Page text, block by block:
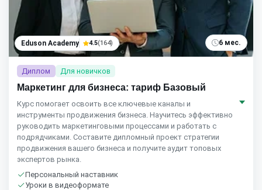
Eduson Academy 4.5(164) 6 мес.
Диплом Для новичков
Маркетинг для бизнеса: тариф Базовый
Курс помогает освоить все ключевые каналы и
инструменты продвижения бизнеса. Научитесь эффективно
руководить маркетинговыми процессами и работать с
подрядчиками. Составите дипломный проект стратегии
продвижения вашего бизнеса и получите аудит топовых
экспертов рынка.
Персональный наставник
Уроки в видеоформате